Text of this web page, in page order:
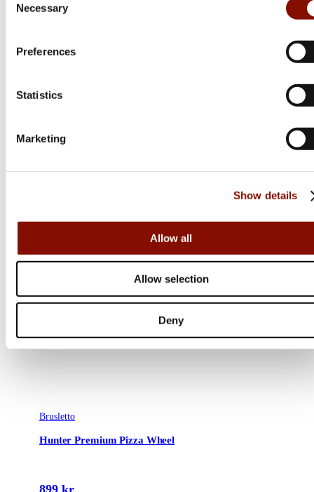
Selection
Necessary
Preferences
Statistics
Marketing
Show details
Allow all
Allow selection
Deny
Hällmark
Brusletto
Hunter Premium Pizza Wheel